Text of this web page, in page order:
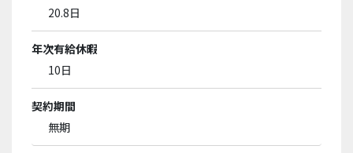
20.8日
年次有給休暇
10日
契約期間
無期